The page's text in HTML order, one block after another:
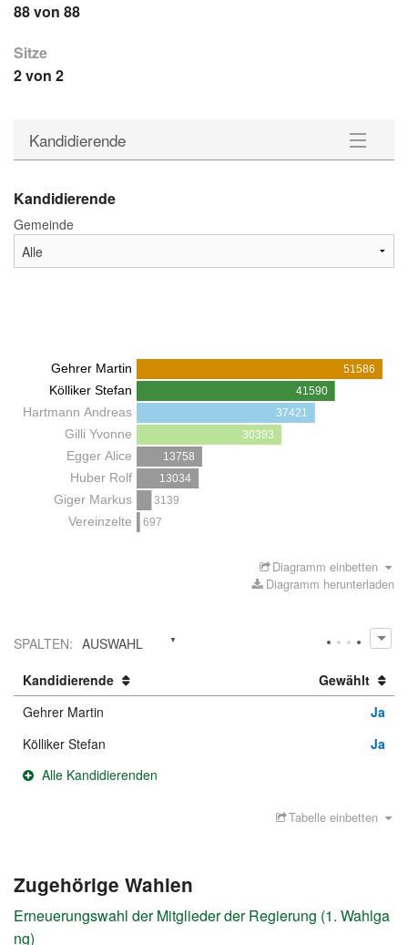
88 von 88
Sitze
2 von 2
Kandidierende
Wahlstatistik
Downloads
Kandidierende
Gemeinde
Gehrer Martin 51586
Kölliker Stefan 41590
Hartmann Andreas 37421
Gilli Yvonne 30393
Egger Alice 13758
Huber Rolf 13034
Giger Markus 3139
Vereinzelte 697
Diagramm einbetten
Diagramm herunterladen
SPALTEN: AUSWAHL
Kandidierende
Gewählt
Gehrer Martin
Ja
Kölliker Stefan
Ja
Alle Kandidierenden
Tabelle einbetten
Zugehörige Wahlen
Erneuerungswahl der Mitglieder der Regierung (1. Wahlga
ng)